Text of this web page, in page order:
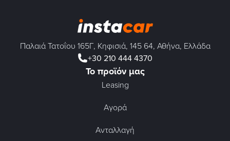
Παλαιά Τατοΐου 165Γ, Κηφισιά, 145 64, Αθήνα, Ελλάδα
+30 210 444 4370
Το προϊόν μας
Leasing
Αγορά
Ανταλλαγή